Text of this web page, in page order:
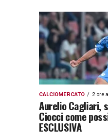
CALCIOMERCATO 2 ore
Aurelio Cagliari,
Ciocci come
ESCLUSIVA